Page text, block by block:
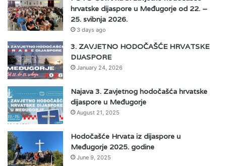
hrvatske dijaspore u Međugorje od 22. –
25. svibnja 2026.
3 days ago
3. ZAVJETNO HODOČAŠĆE HRVATSKE
DIJASPORE
January 24, 2026
Najava 3. Zavjetnog hodočašća hrvatske
dijaspore u Međugorje
August 21, 2025
Hodočašće Hrvata iz dijaspore u
Međugorje 2025. godine
June 9, 2025